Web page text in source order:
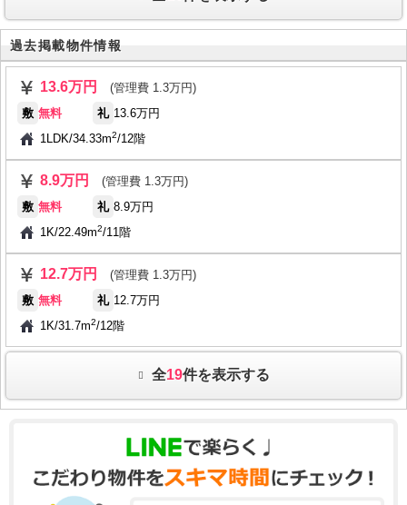
過去掲載物件情報
13.6万円
(管理費 1.3万円)
敷 無料 礼 13.6万円
1LDK/34.33m2/12階
8.9万円
(管理費 1.3万円)
敷 無料 礼 8.9万円
1K/22.49m2/11階
12.7万円
(管理費 1.3万円)
敷 無料 礼 12.7万円
1K/31.7m2/12階
全19件を表示する